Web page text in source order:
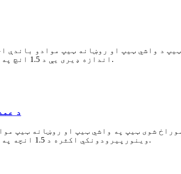
د واشي ټیپ او روښانه ټیپ موادو باندې
اندازه ډیری یې د 1.5 انچ په توګه، دا ډول ځانګړی تخنیک ستاسو د خپل ژورنال او پلانر نښه جوړولو لپاره اسانه دی.
د
شوی ټیپ په واشي ټیپ او روښانه ټیپ
وي نور پیرودونکي اکثره د 1.5 انچه په توګه، دا ډول ځانګړی تخنیک ستاسو د خپل ژورنال او پلانر نښه جوړولو لپاره اسانه دی.